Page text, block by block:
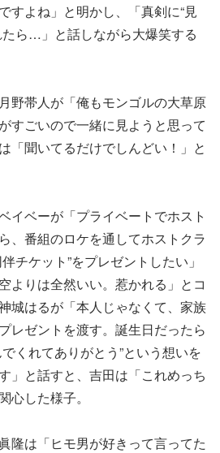
すよね」と明かし、「真剣に“見
たら…」と話しながら大爆笑する
野帯人が「俺もモンゴルの大草原
すごいので一緒に見ようと思って
「聞いてるだけでしんどい！」と
イベーが「プライベートでホスト
、番組のロケを通してホストクラ
チケット”をプレゼントしたい」
よりは全然いい。惹かれる」とコ
城はるが「本人じゃなくて、家族
レゼントを渡す。誕生日だったら
くれてありがとう”という想いを
」と話すと、吉田は「これめっち
した様子。
隆は「ヒモ男が好きって言ってた